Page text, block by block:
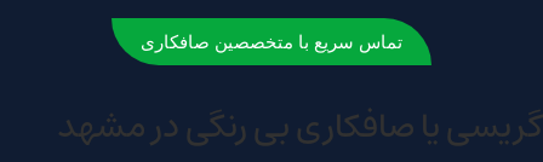
تماس سریع با متخصصین صافکاری
گریسی یا صافکاری بی رنگی در مشهد